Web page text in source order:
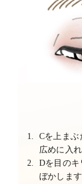
1.
Cを上ま
広めに入れ
2.
Dを目の
ぼかします